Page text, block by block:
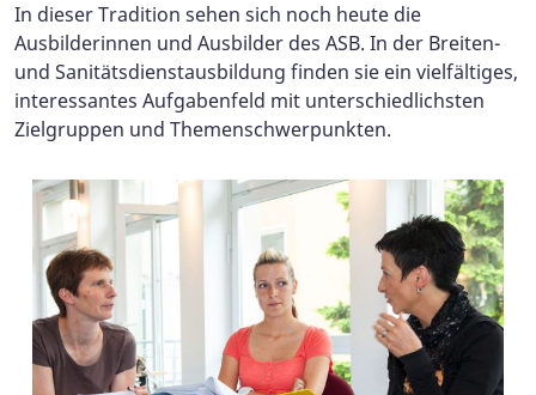
In dieser Tradition sehen sich noch heute die
Ausbilderinnen und Ausbilder des ASB. In der Breiten-
und Sanitätsdienstausbildung finden sie ein vielfältiges,
interessantes Aufgabenfeld mit unterschiedlichsten
Zielgruppen und Themenschwerpunkten.